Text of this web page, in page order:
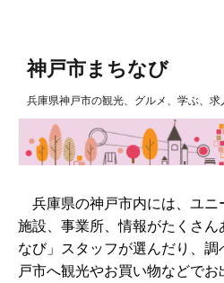
神戸市まちなび
兵庫県神戸市の観光、グルメ、学ぶ、求
兵庫県の神戸市内には、ユニ
施設、事業所、情報がたくさ
なび」スタッフが選んだり、
戸市へ観光やお買い物などで